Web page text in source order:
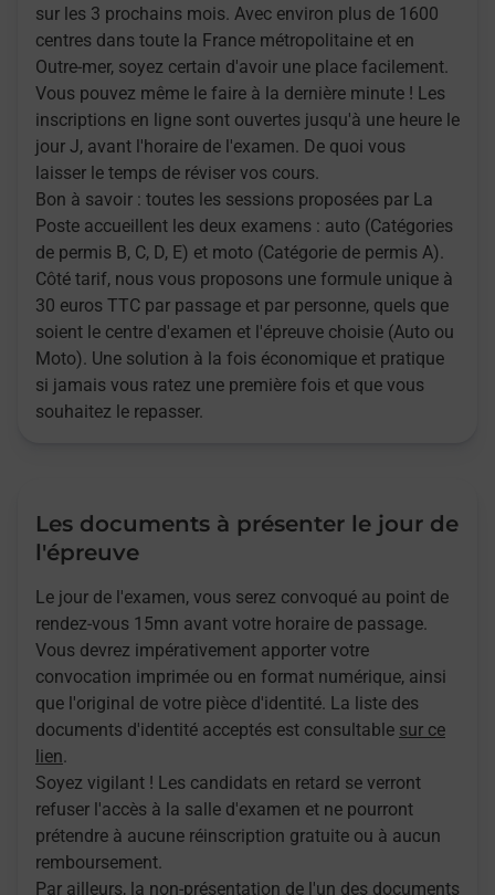
sur les 3 prochains mois. Avec environ plus de 1600
centres dans toute la France métropolitaine et en
Outre-mer, soyez certain d'avoir une place facilement.
Vous pouvez même le faire à la dernière minute ! Les
inscriptions en ligne sont ouvertes jusqu'à une heure le
jour J, avant l'horaire de l'examen. De quoi vous
laisser le temps de réviser vos cours.
Bon à savoir : toutes les sessions proposées par La
Poste accueillent les deux examens : auto (Catégories
de permis B, C, D, E) et moto (Catégorie de permis A).
Côté tarif, nous vous proposons une formule unique à
30 euros TTC par passage et par personne, quels que
soient le centre d'examen et l'épreuve choisie (Auto ou
Moto). Une solution à la fois économique et pratique
si jamais vous ratez une première fois et que vous
souhaitez le repasser.
Les documents à présenter le jour de
l'épreuve
Le jour de l'examen, vous serez convoqué au point de
rendez-vous 15mn avant votre horaire de passage.
Vous devrez impérativement apporter votre
convocation imprimée ou en format numérique, ainsi
que l'original de votre pièce d'identité. La liste des
documents d'identité acceptés est consultable sur ce
lien.
Soyez vigilant ! Les candidats en retard se verront
refuser l'accès à la salle d'examen et ne pourront
prétendre à aucune réinscription gratuite ou à aucun
remboursement.
Par ailleurs, la non-présentation de l'un des documents